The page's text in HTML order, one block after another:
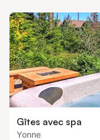
Gîtes avec spa
Yonne